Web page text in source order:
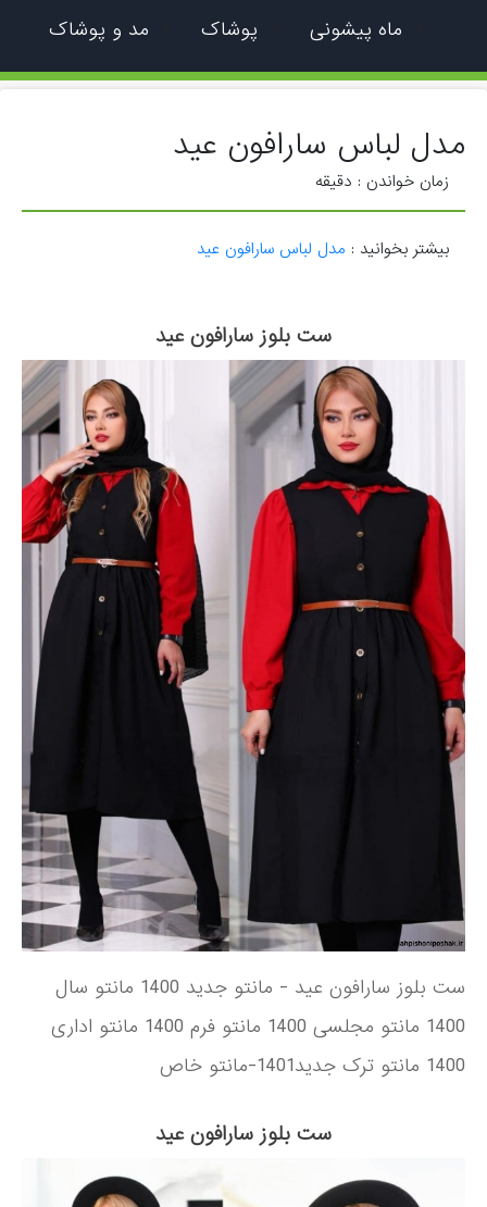
ماه پیشونی پوشاک مد و پوشاک
مدل لباس سارافون عید
زمان خواندن : دقیقه
بیشتر بخوانید : مدل لباس سارافون عید
ست بلوز سارافون عید
ست بلوز سارافون عید - مانتو جدید 1400 مانتو سال
1400 مانتو مجلسی 1400 مانتو فرم 1400 مانتو اداری
1400 مانتو ترک جدید1401-مانتو خاص
ست بلوز سارافون عید